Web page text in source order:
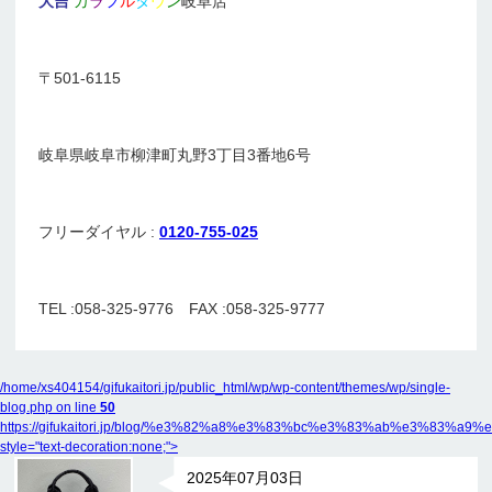
〒501-6115
岐阜県岐阜市柳津町丸野3丁目3番地6号
フリーダイヤル : 0120-755-025
TEL :058-325-9776 FAX :058-325-9777
/home/xs404154/gifukaitori.jp/public_html/wp/wp-content/themes/wp/single-
blog.php on line 50
https://gifukaitori.jp/blog/
style="text-decoration:none;">
2025年07月03日